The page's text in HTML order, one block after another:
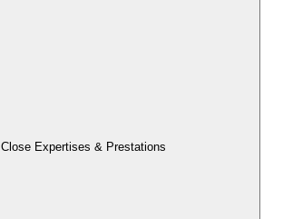
Close Expertises & Prestations